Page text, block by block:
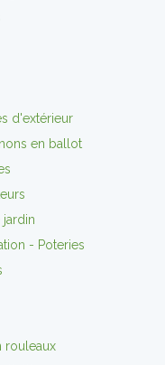
d'extérieur
en ballot
jardin
- Poteries
rouleaux